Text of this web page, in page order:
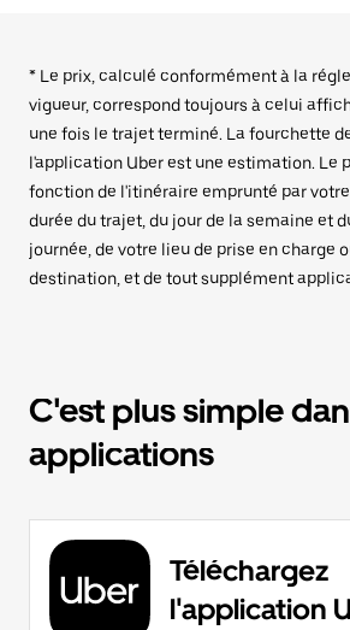
* Le prix, calculé conformément à la
vigueur, correspond toujours à celui
une fois le trajet terminé. La fourchette
l'application Uber est une estimation. Le
fonction de l'itinéraire emprunté par
durée du trajet, du jour de la semaine et
journée, de votre lieu de prise en charge
destination, et de tout supplément
C'est plus simple
applications
Téléchargez
l'application